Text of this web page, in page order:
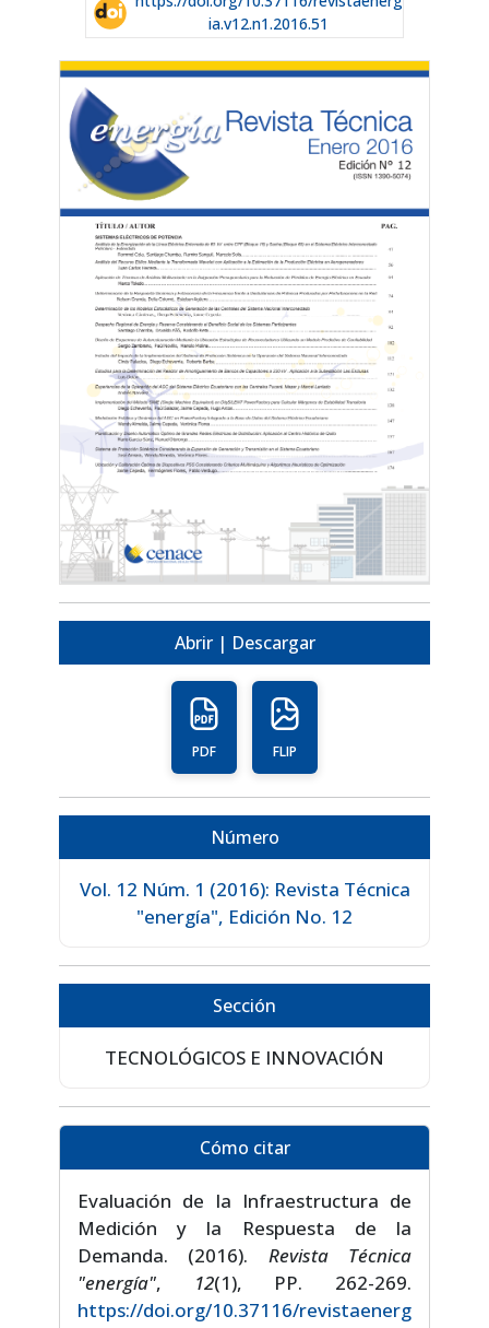
ia.v12.n1.2016.51
Abrir | Descargar
PDF FLIP
Número
Vol. 12 Núm. 1 (2016): Revista Técnica
"energía", Edición No. 12
Sección
TECNOLÓGICOS E INNOVACIÓN
Cómo citar
Evaluación de la Infraestructura de
Medición y la Respuesta de la
Demanda. (2016). Revista Técnica
"energía", 12(1), PP. 262-269.
https://doi.org/10.37116/revistaenerg